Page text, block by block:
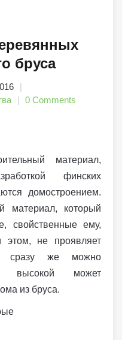
бруса
0 Comments
материал,
финских
домостроением.
материал, который
свойственные ему,
этом, не проявляет
сразу же можно
высокой может
из бруса.